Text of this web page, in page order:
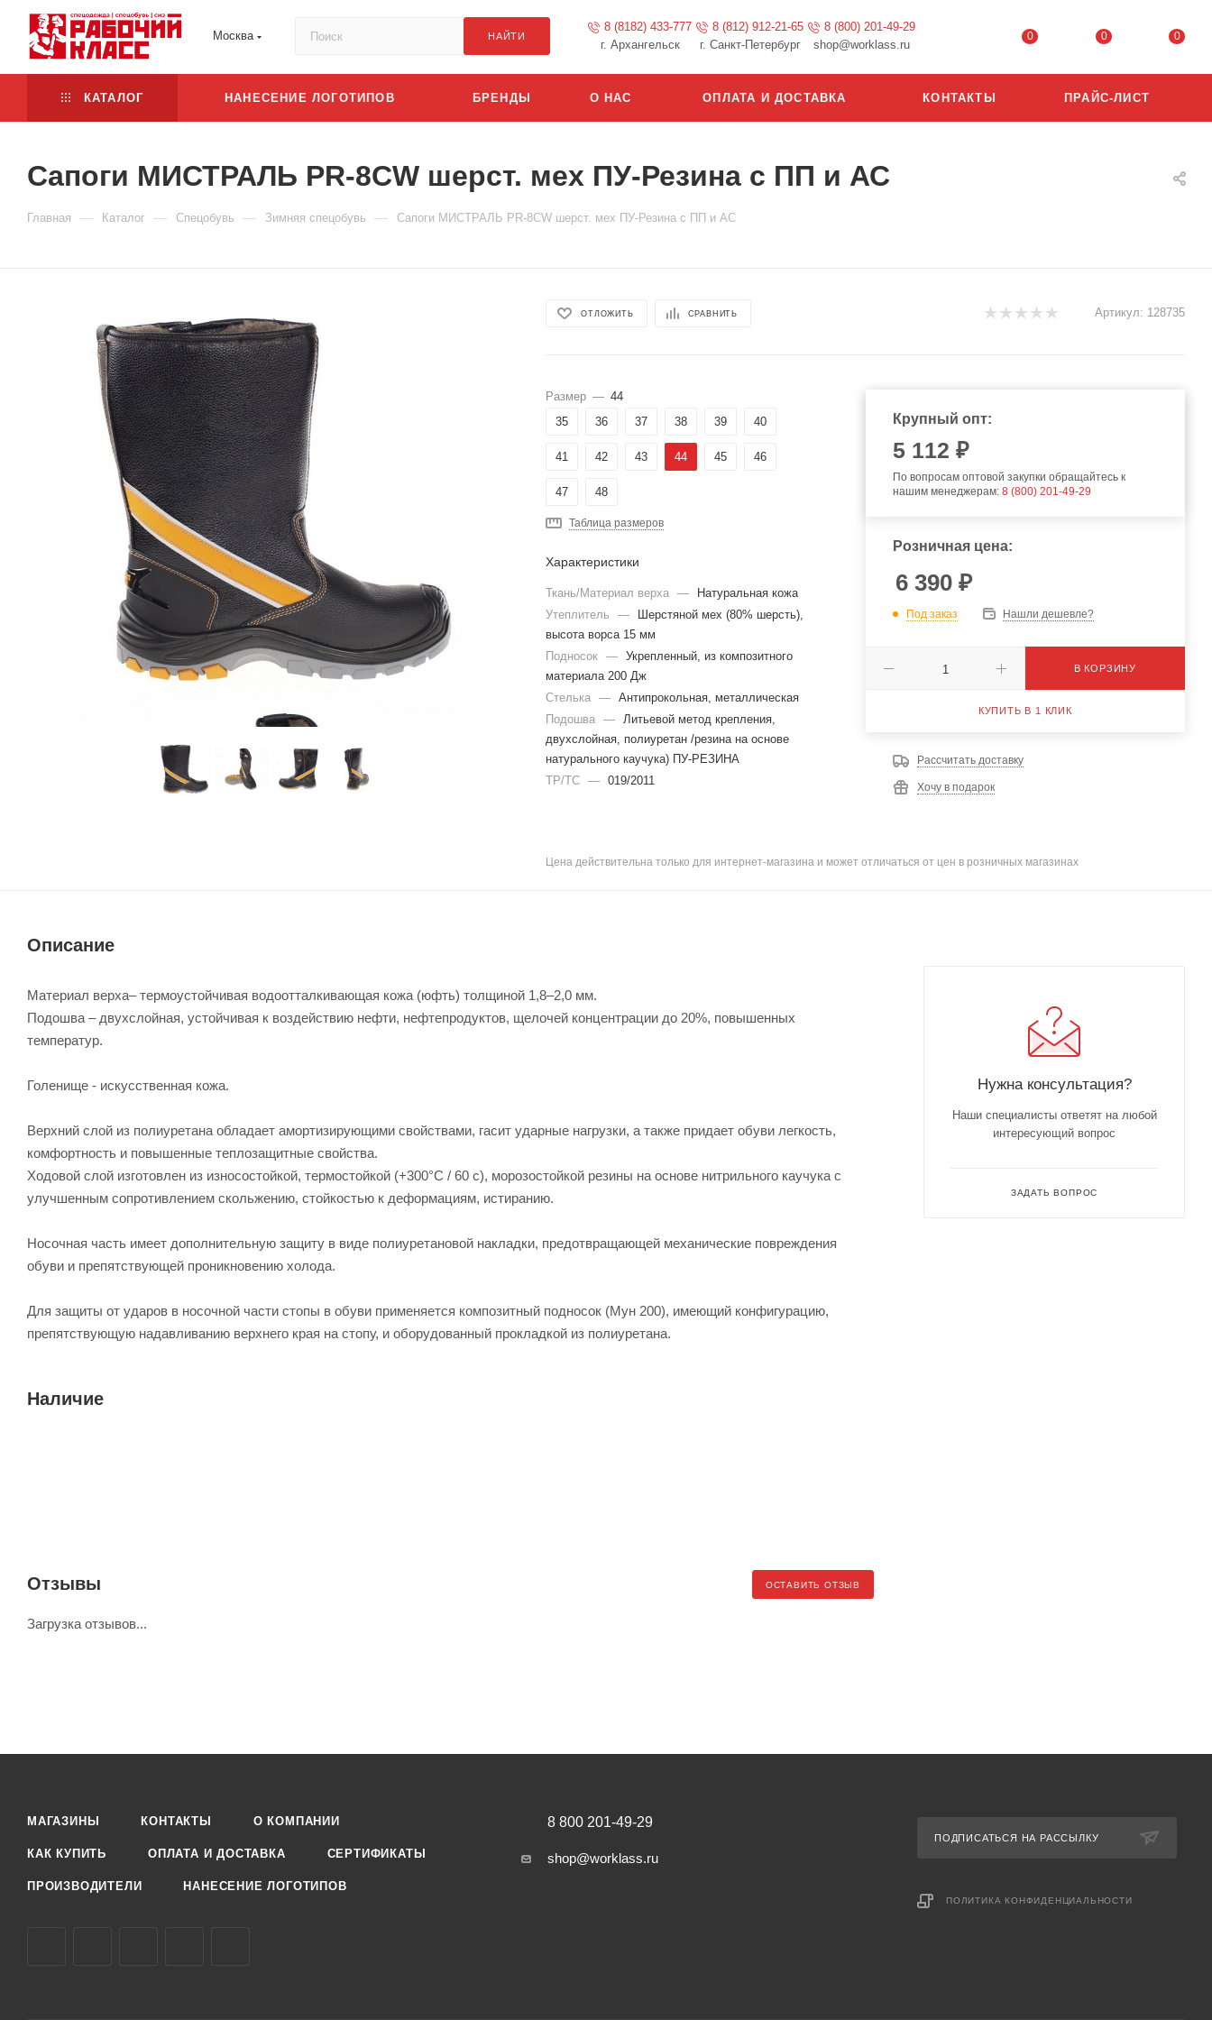
Москва НАЙТИ
8 (8182) 433-777
г. Архангельск
8 (812) 912-21-65
г. Санкт-Петербург
8 (800) 201-49-29
shop@worklass.ru
0 0 0
КАТАЛОГ НАНЕСЕНИЕ ЛОГОТИПОВ БРЕНДЫ О НАС ОПЛАТА И ДОСТАВКА КОНТАКТЫ ПРАЙС-ЛИСТ
Сапоги МИСТРАЛЬ PR-8CW шерст. мех ПУ-Резина с ПП и АС
Главная — Каталог — Спецобувь — Зимняя спецобувь — Сапоги МИСТРАЛЬ PR-8CW шерст. мех ПУ-Резина с ПП и АС
ОТЛОЖИТЬ СРАВНИТЬ Артикул: 128735
Размер — 44
35
36 37 38 39 40
41 42 43 44 45 46
47 48
Таблица размеров
Характеристики
Ткань/Материал верха —
Натуральная кожа
Утеплитель
—
Шерстяной мех (80% шерсть),
высота ворса 15 мм
Подносок
—
Укрепленный, из композитного
материала 200 Дж
Стелька
—
Антипрокольная, металлическая
Подошва
—
Литьевой метод крепления,
двухслойная, полиуретан /резина на основе
натурального каучука) ПУ-РЕЗИНА
ТР/ТС
— 019/2011
Крупный опт:
5 112 ₽
По вопросам оптовой закупки обращайтесь к
нашим менеджерам: 8 (800) 201-49-29
Розничная цена:
6 390₽
Под заказ Нашли дешевле?
В КОРЗИНУ
КУПИТЬ В 1 КЛИК
Рассчитать доставку
Хочу в подарок
Цена действительна только для интернет-магазина и может отличаться от цен в розничных магазинах
Описание
Материал верха– термоустойчивая водоотталкивающая кожа (юфть) толщиной 1,8–2,0 мм.
Подошва – двухслойная, устойчивая к воздействию нефти, нефтепродуктов, щелочей концентрации до 20%, повышенных
температур.
Голенище - искусственная кожа.
Верхний слой из полиуретана обладает амортизирующими свойствами, гасит ударные нагрузки, а также придает обуви легкость,
комфортность и повышенные теплозащитные свойства.
Ходовой слой изготовлен из износостойкой, термостойкой (+300°С / 60 с), морозостойкой резины на основе нитрильного каучука с
улучшенным сопротивлением скольжению, стойкостью к деформациям, истиранию.
Носочная часть имеет дополнительную защиту в виде полиуретановой накладки, предотвращающей механические повреждения
обуви и препятствующей проникновению холода.
Для защиты от ударов в носочной части стопы в обуви применяется композитный подносок (Мун 200), имеющий конфигурацию,
препятствующую надавливанию верхнего края на стопу, и оборудованный прокладкой из полиуретана.
Наличие
Отзывы ОСТАВИТЬ ОТЗЫВ
Загрузка отзывов...
Нужна консультация?
Наши специалисты ответят на любой
интересующий вопрос
ЗАДАТЬ ВОПРОС
МАГАЗИНЫ КОНТАКТЫ О КОМПАНИИ
КАК КУПИТЬ ОПЛАТА И ДОСТАВКА СЕРТИФИКАТЫ
ПРОИЗВОДИТЕЛИ НАНЕСЕНИЕ ЛОГОТИПОВ
8 800 201-49-29
shop@worklass.ru
ПОДПИСАТЬСЯ НА РАССЫЛКУ
ПОЛИТИКА КОНФИДЕНЦИАЛЬНОСТИ